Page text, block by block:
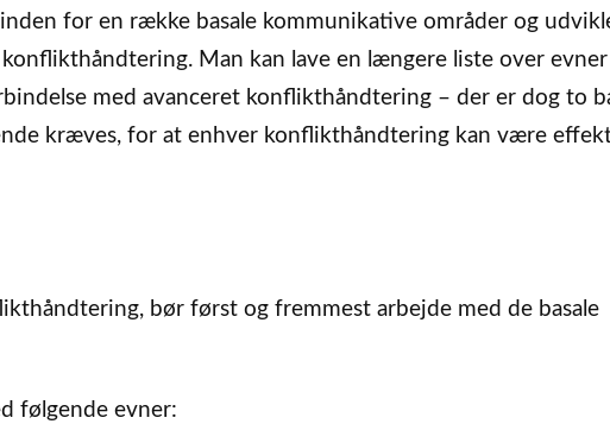
for en række basale kommunikative områder og
Man kan lave en længere liste over
med avanceret konflikthåndtering – der er dog to
kræves, for at enhver konflikthåndtering kan være
bør først og fremmest arbejde med de basale
følgende evner: